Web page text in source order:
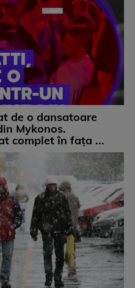
de o dansatoare
Mykonos.
complet în fața ...